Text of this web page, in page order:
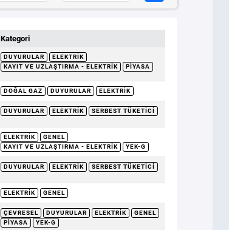
Kategori
DUYURULAR
ELEKTRIK
KAYIT VE UZLAŞTIRMA - ELEKTRIK
PIYASA
DOĞAL GAZ DUYURULAR ELEKTRIK
DUYURULAR ELEKTRIK SERBEST TÜKETICI
ELEKTRIK
GENEL
KAYIT VE UZLAŞTIRMA - ELEKTRIK
YEK-G
DUYURULAR ELEKTRIK SERBEST TÜKETICI
ELEKTRIK GENEL
ÇEVRESEL DUYURULAR ELEKTRIK
GENEL
PIYASA
YEK-G